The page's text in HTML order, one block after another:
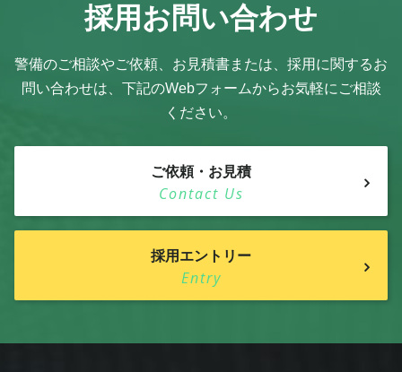
採用お問い合わせ
警備のご相談やご依頼、お見積書または、採用に関するお
問い合わせは、 下記のWebフォームからお気軽にご相談
ください。
ご依頼・お見積
Contact Us
採用エントリー
Entry